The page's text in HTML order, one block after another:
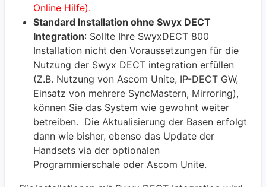
Online Hilfe).
Standard Installation ohne Swyx DECT
Integration: Sollte Ihre SwyxDECT 800
Installation nicht den Voraussetzungen für die
Nutzung der Swyx DECT integration erfüllen
(Z.B. Nutzung von Ascom Unite, IP-DECT GW,
Einsatz von mehrere SyncMastern, Mirroring),
können Sie das System wie gewohnt weiter
betreiben. Die Aktualisierung der Basen erfolgt
dann wie bisher, ebenso das Update der
Handsets via der optionalen
Programmierschale oder Ascom Unite.